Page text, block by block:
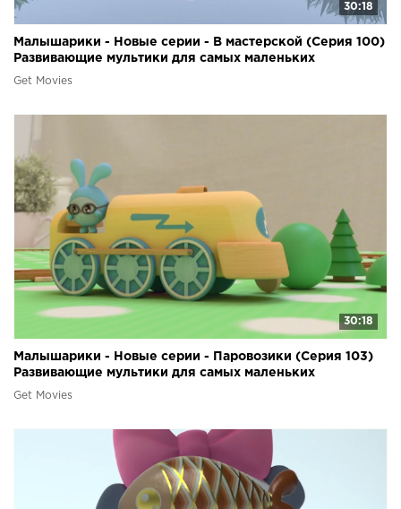
30:18
Малышарики - Новые серии - В мастерской (Серия 100)
Развивающие мультики для самых маленьких
Get Movies
30:18
Малышарики - Новые серии - Паровозики (Серия 103)
Развивающие мультики для самых маленьких
Get Movies